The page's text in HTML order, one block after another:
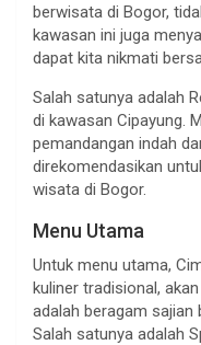
berwisata di Bogor,
kawasan ini juga
dapat kita nikmati
Salah satunya adalah
di kawasan Cipayung.
pemandangan indah
direkomendasikan
wisata di Bogor.
Menu Utama
Untuk menu utama,
kuliner tradisional,
adalah beragam
Salah satunya adalah